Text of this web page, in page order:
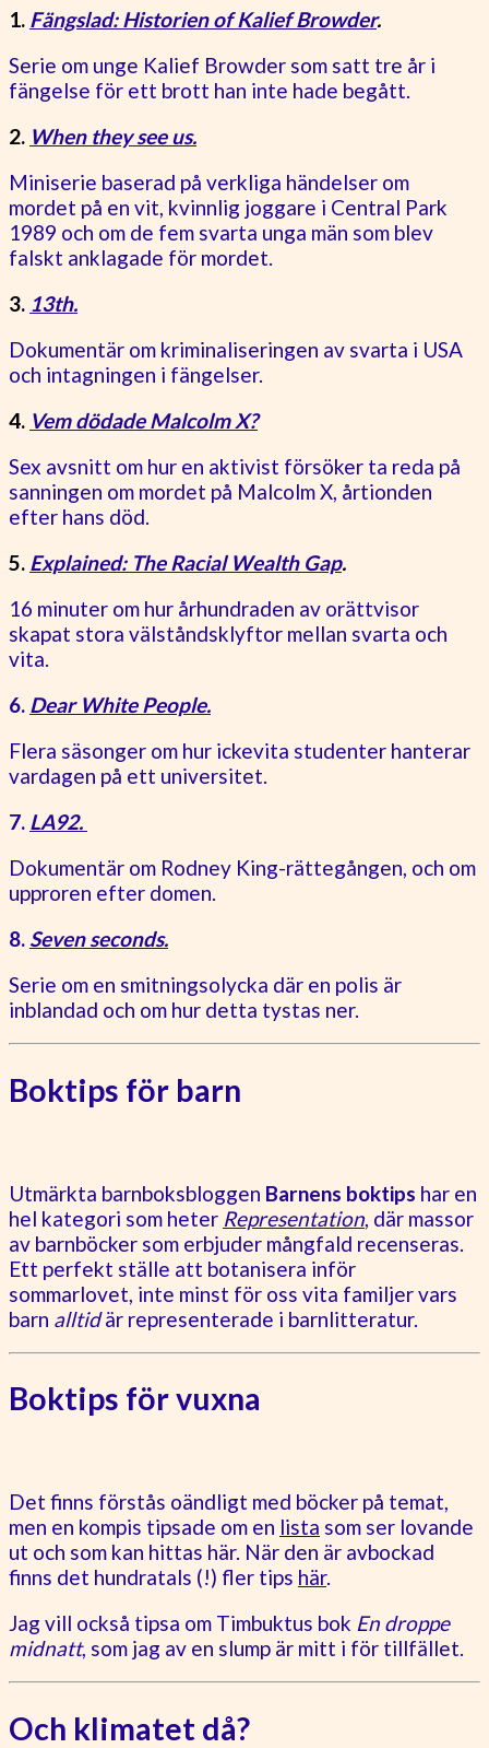
1. Fängslad: Historien of Kalief Browder.
Serie om unge Kalief Browder som satt tre år i
fängelse för ett brott han inte hade begått.
2. When they see us.
Miniserie baserad på verkliga händelser om
mordet på en vit, kvinnlig joggare i Central Park
1989 och om de fem svarta unga män som blev
falskt anklagade för mordet.
3. 13th.
Dokumentär om kriminaliseringen av svarta i USA
och intagningen i fängelser.
4. Vem dödade Malcolm X?
Sex avsnitt om hur en aktivist försöker ta reda på
sanningen om mordet på Malcolm X, årtionden
efter hans död.
5. Explained: The Racial Wealth Gap.
16 minuter om hur århundraden av orättvisor
skapat stora välståndsklyftor mellan svarta och
vita.
6. Dear White People.
Flera säsonger om hur ickevita studenter hanterar
vardagen på ett universitet.
7. LA92.
Dokumentär om Rodney King-rättegången, och om
upproren efter domen.
8. Seven seconds.
Serie om en smitningsolycka där en polis är
inblandad och om hur detta tystas ner.
Boktips för barn
Utmärkta barnboksbloggen Barnens boktips har en
hel kategori som heter Representation , där massor
av barnböcker som erbjuder mångfald recenseras.
Ett perfekt ställe att botanisera inför
sommarlovet, inte minst för oss vita familjer vars
barn alltidär representerade i barnlitteratur.
Boktips för vuxna
Det finns förstås oändligt med böcker på temat,
men en kompis tipsade om en lista som ser lovande
ut och som kan hittas här. När den är avbockad
finns det hundratals (!) fler tips här.
Jag vill också tipsa om Timbuktus bok En droppe
midnatt, som jag av en slump är mitt i för tillfället.
Och klimatet då?